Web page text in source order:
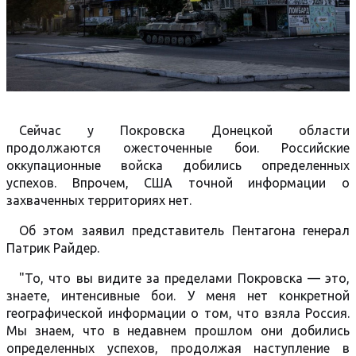
Сейчас у Покровска Донецкой области
продолжаются ожесточенные бои. Российские
оккупационные войска добились определенных
успехов. Впрочем, США точной информации о
захваченных территориях нет.
Об этом заявил представитель Пентагона генерал
Патрик Райдер.
"То, что вы видите за пределами Покровска — это,
знаете, интенсивные бои. У меня нет конкретной
географической информации о том, что взяла Россия.
Мы знаем, что в недавнем прошлом они добились
определенных успехов, продолжая наступление в